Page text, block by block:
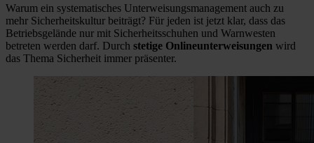
Warum ein systematisches Unterweisungsmanagement auch zu
mehr Sicherheitskultur beiträgt? Für jeden ist jetzt klar, dass das
Betriebsgelände nur mit Sicherheitsschuhen und Warnwesten
betreten werden darf. Durch stetige Onlineunterweisungen wird
das Thema Sicherheit immer präsenter.